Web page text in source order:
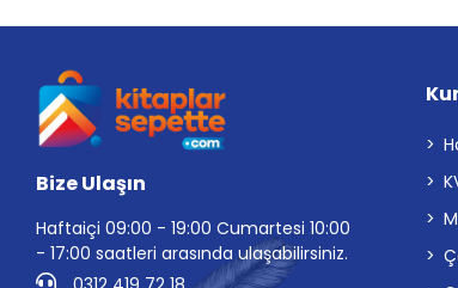
Bize Ulaşın
Haftaiçi 09:00 - 19:00 Cumartesi 10:00
- 17:00 saatleri arasında ulaşabilirsiniz.